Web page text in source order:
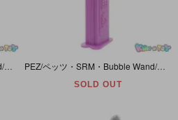
PEZ/ペッツ・SRM・Bubble Wand/バブルワンド・Soap Bubble Bottle/ソープバブルボトル/シャボン玉ボトル 「Coach Whistle/コーチホイッスル」 1997年 PEZ/ペッツ・SRM・Bubble Wand/バブルワンド・Soap Bubble Bottle/ソープバブルボトル/シャボン玉ボトル 「He-Saurs/ヒーザウルス」 1997年
SOLD OUT